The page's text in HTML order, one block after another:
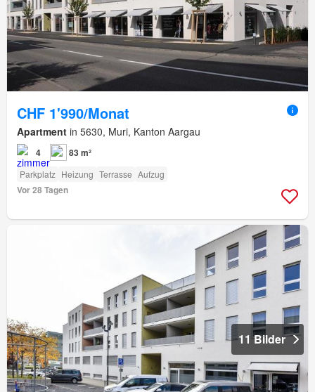
CHF 1'990/Monat
Apartment in 5630, Muri, Kanton Aargau
4 83 m²
Parkplatz Heizung Terrasse Aufzug
Vor 28 Tagen
11 Bilder